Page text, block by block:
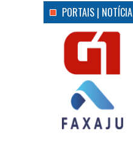
PORTAIS | NOTÍCIA